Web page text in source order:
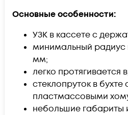
Основные особенности:
УЗК в кассете с
минимальный радиус
мм;
легко протягивается
стеклопруток в бухте
пластмассовыми
небольшие габариты